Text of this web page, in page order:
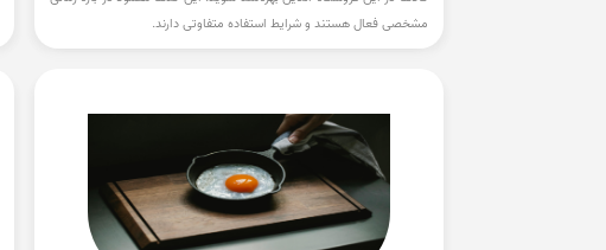
مشخصی فعال هستند و شرایط استفاده متفاوتی دارند.